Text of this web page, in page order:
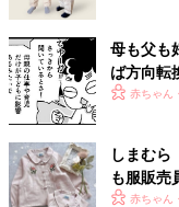
母も父も
ば方向転
61』赤ちゃん
しまむ
も服販
赤ちゃん